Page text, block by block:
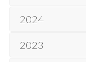
2024
2023